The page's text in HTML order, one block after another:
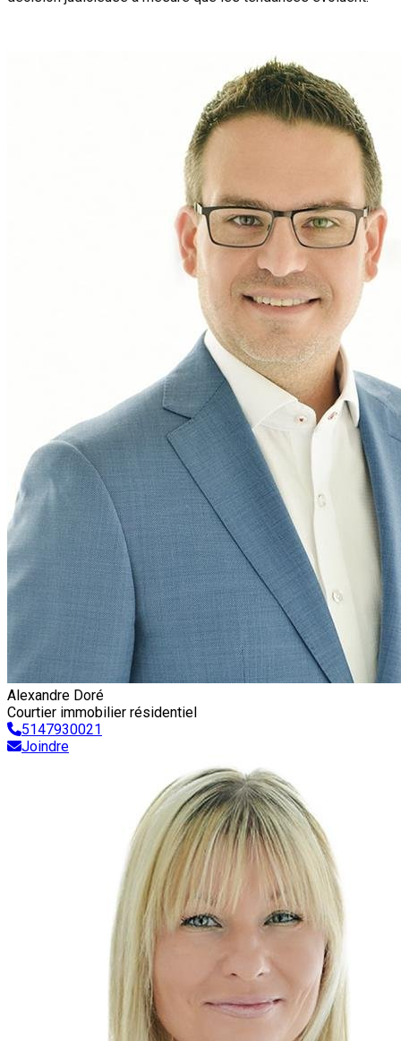
Alexandre Doré
Courtier immobilier résidentiel
5147930021
Joindre